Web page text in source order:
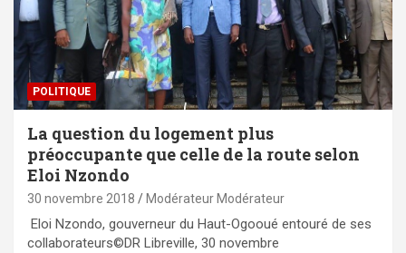
POLITIQUE
La question du logement plus
préoccupante que celle de la route selon
Eloi Nzondo
30 novembre 2018 Modérateur Modérateur
Eloi Nzondo, gouverneur du Haut-Ogooué entouré de ses
collaborateurs©DR Libreville, 30 novembre